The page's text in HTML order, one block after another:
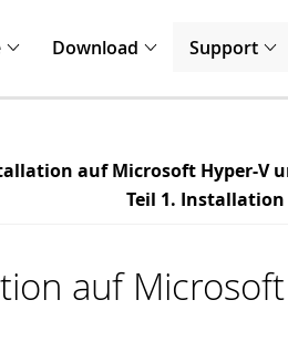
Download Support
auf Microsoft Hyper-V
Teil 1. Installation
auf